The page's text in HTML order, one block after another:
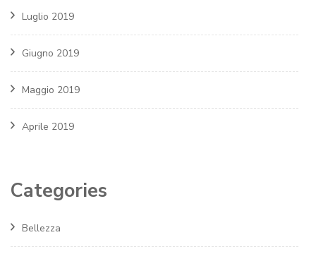
Luglio 2019
Giugno 2019
Maggio 2019
Aprile 2019
Categories
Bellezza